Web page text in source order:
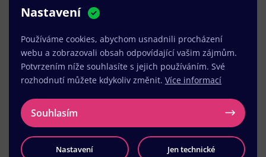
VENART s.r.o.
Nastavení
Používáme cookies, abychom usnadnili procházení
webu a zobrazovali obsah odpovídající vašim zájmům.
Potvrzením níže souhlasíte s jejich používáním. Své
rozhodnutí můžete kdykoliv změnit. Více informací
Souhlasím
Nastavení Jen technické